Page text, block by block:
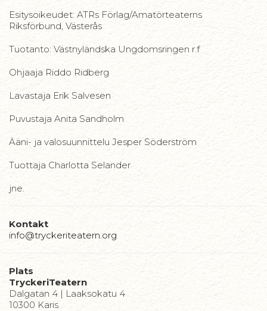
Esitysoikeudet: ATRs Förlag/Amatörteaterns
Riksförbund, Västerås
Tuotanto: Västnyländska Ungdomsringen r.f
Ohjaaja Riddo Ridberg
Lavastaja Erik Salvesen
Puvustaja Anita Sandholm
Ääni- ja valosuunnittelu Jesper Söderström
Tuottaja Charlotta Selander
jne.
Kontakt
info@tryckeriteatern.org
Plats
TryckeriTeatern
Dalgatan 4 | Laaksokatu 4
10300 Karis